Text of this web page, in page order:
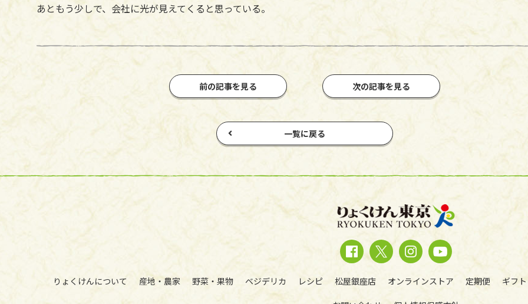
あともう少しで、会社に光が見えてくると思っている。
前の記事を見る 次の記事を見る
一覧に戻る
りょくけんについて 産地・農家 野菜・果物 ベジデリカ レシピ 松屋銀座店 オンラインストア 定期便 ギフト